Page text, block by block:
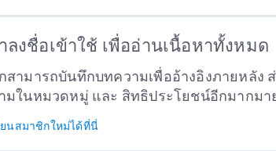
ลงชื่อเข้าใช้ เพื่ออ่านเนื้อหาทั้งหมด
สามารถบันทึกบทความเพื่ออ้างอิงภายหลัง
มในหมวดหมู่ และ สิทธิประโยชน์อีกมากมา
ยนสมาชิกใหม่ได้ที่นี่